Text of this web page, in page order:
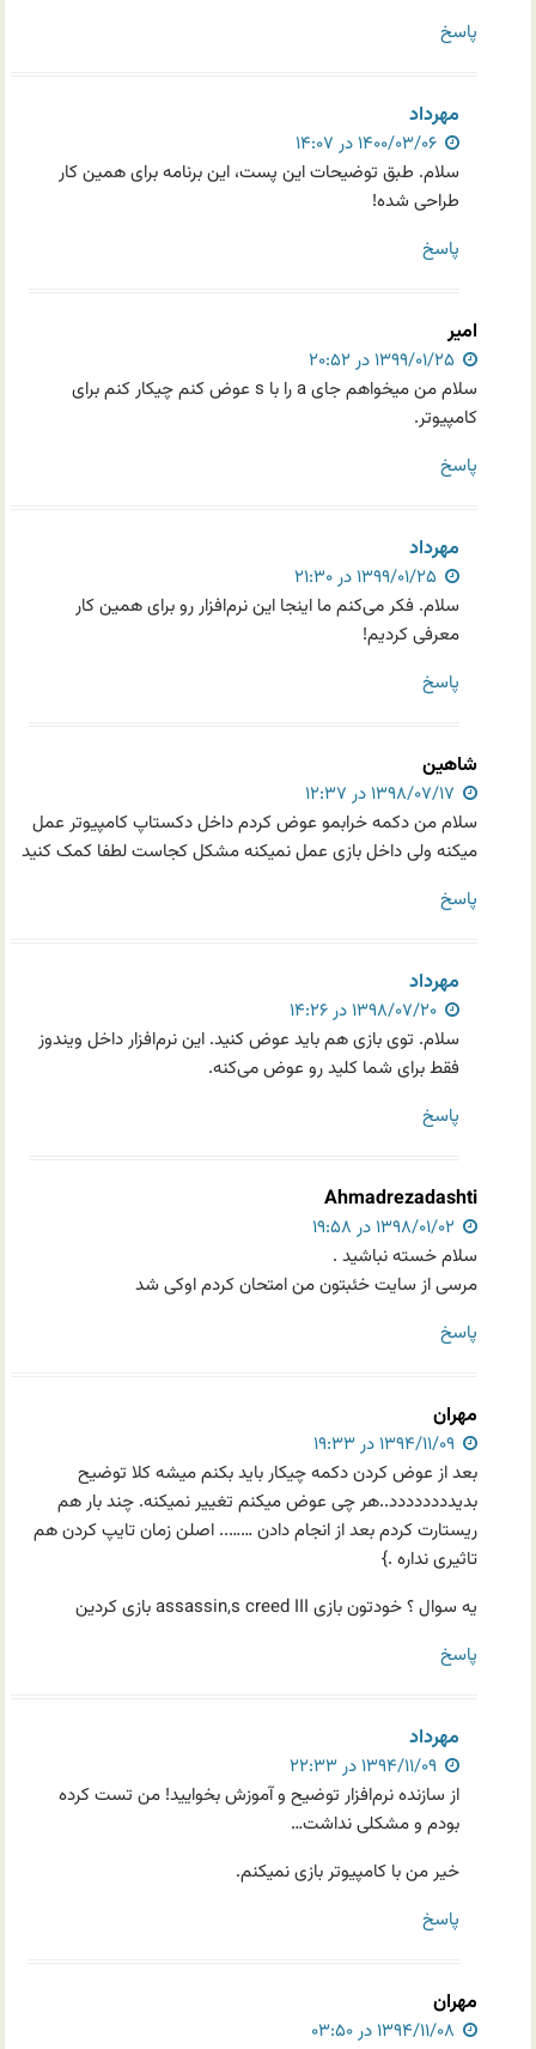
پاسخ
مهرداد
۱۴۰۰/۰۳/۰۶ در ۱۴:۰۷
سلام. طبق توضیحات این پست، این برنامه برای همین کار
طراحی شده!
پاسخ
امیر
سلام من میخواهم جای a را با s عوض کنم چیکار کنم برای
کامپیوتر.
پاسخ
مهرداد
سلام. فکر می‌کنم ما اینجا این نرم‌افزار رو برای همین کار
معرفی کردیم!
پاسخ
شاهین
سلام من دکمه خرابمو عوض کردم داخل دکستاپ کامپیوتر عمل
میکنه ولی داخل بازی عمل نمیکنه مشکل کجاست لطفا کمک کنید
پاسخ
مهرداد
۱۳۹۸/۰۷/۲۰ در ۱۴:۲۶
سلام. توی بازی هم باید عوض کنید. این نرم‌افزار داخل ویندوز
فقط برای شما کلید رو عوض می‌کنه.
پاسخ
Ahmadrezadashti
سلام خسته نباشید .
مرسی از سایت خئبتون من امتحان کردم اوکی شد
پاسخ
مهران
بعد از عوض کردن دکمه چیکار باید بکنم میشه کلا توضیح
بدیدددددددد..هر چی عوض میکنم تغییر نمیکنه. چند بار هم
ریستارت کردم بعد از انجام دادن …….. اصلن زمان تایپ کردن هم
تاثیری نداره .}
یه سوال ؟ خودتون بازی assassin,s creed III بازی کردین
پاسخ
مهرداد
از سازنده نرم‌افزار توضیح و آموزش بخوایید! من تست کرده
بودم و مشکلی نداشت…
خیر من با کامپیوتر بازی نمیکنم.
پاسخ
مهران